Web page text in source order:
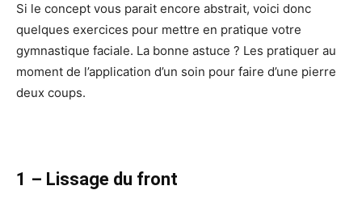
Si le concept vous parait encore abstrait, voici donc
quelques exercices pour mettre en pratique votre
gymnastique faciale. La bonne astuce ? Les pratiquer au
moment de l’application d’un soin pour faire d’une pierre
deux coups.
1 – Lissage du front